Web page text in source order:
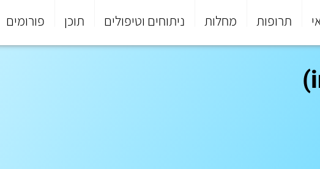
תרופות מחלות ניתוחים וטיפולים תוכן פורומים